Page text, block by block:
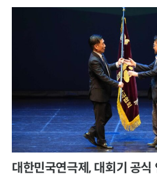
대한민국연극제, 대회기 공식